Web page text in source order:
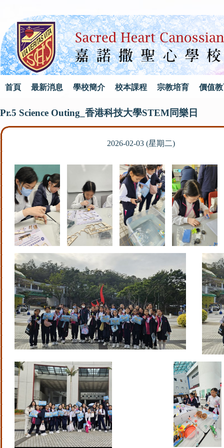
首頁 最新消息 學校簡介 校本課程 宗教培育 價值
Pr.5 Science Outing_香港科技大學STEM同樂日
2026-02-03 (星期二)